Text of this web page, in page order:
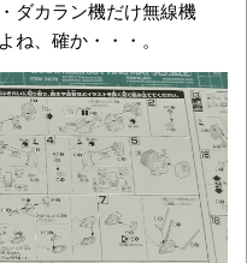
ダカラン機だけ無線機
ね、確か・・・。